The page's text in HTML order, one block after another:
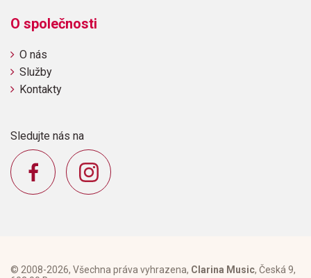
O společnosti
O nás
Služby
Kontakty
Sledujte nás na
© 2008-2026, Všechna práva vyhrazena, Clarina Music, Česká 9,